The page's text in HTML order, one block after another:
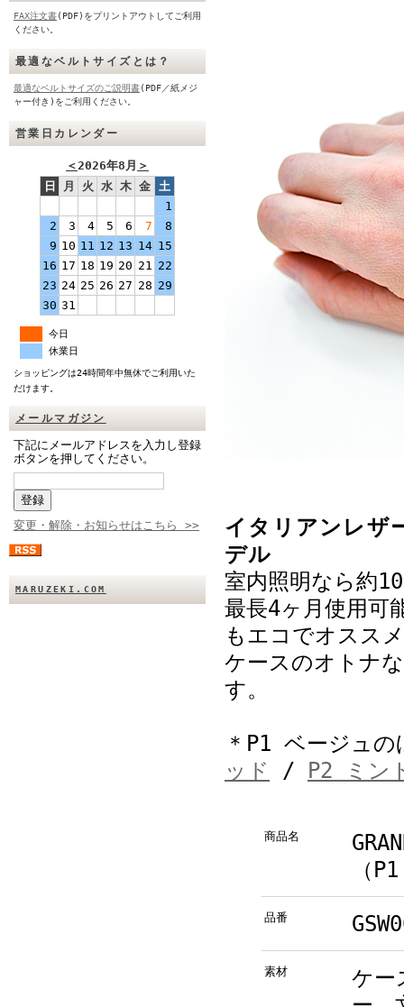
FAX注文書(PDF)をプリントアウトしてご利用
ください。
最適なベルトサイズとは？
最適なベルトサイズのご説明書(PDF／紙メジ
ャー付き)をご利用ください。
営業日カレンダー
＜2026年8月 ＞
日
月 火 水 木 金 土
1
2
3 4 5 6 7
8
9 10 11 12 13 14 15
16 17 18 19 20 21 22
23 24 25 26 27 28 29
30 31
今日
休業日
ショッピングは24時間年中無休でご利用いた
だけます。
メールマガジン
下記にメールアドレスを入力し登録
ボタンを押してください。
変更・解除・お知らせはこちら >>
MARUZEKI.COM
イタリアンレザ
デル
室内照明なら約
最長4ヶ月使用可
もエコでオスス
ケースのオトナ
す。
＊P1 ベージュの
ッド
/ P2 ミン
商品名
（
品番
素材
ケー